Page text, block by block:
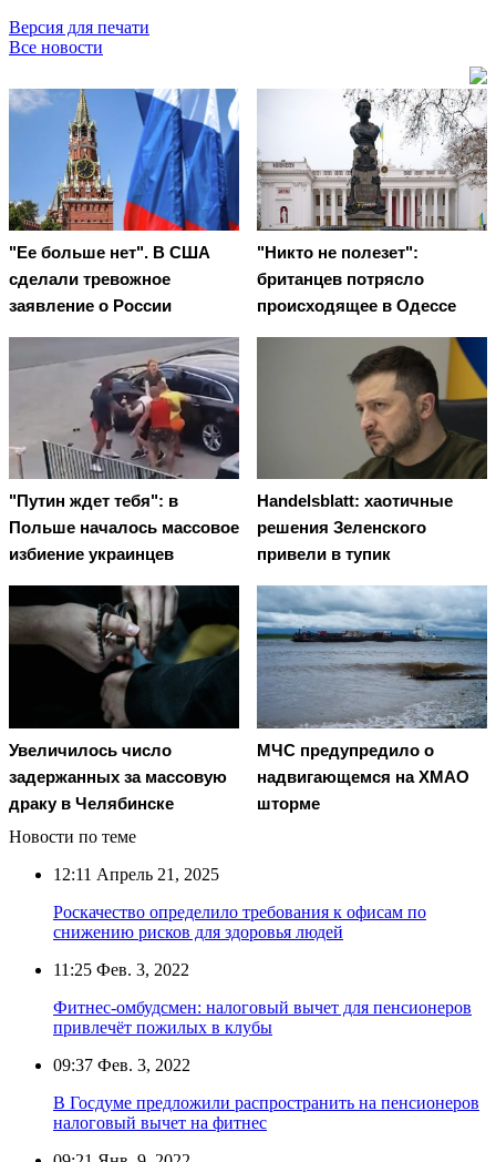
Версия для печати
Все новости
"Ее больше нет". В США
сделали тревожное
заявление о России
"Никто не полезет":
британцев потрясло
происходящее в Одессе
"Путин ждет тебя": в
Польше началось массовое
избиение украинцев
Handelsblatt: хаотичные
решения Зеленского
привели в тупик
Увеличилось число
задержанных за массовую
драку в Челябинске
МЧС предупредило о
надвигающемся на ХМАО
шторме
Новости по теме
12:11 Апрель 21, 2025
Роскачество определило требования к офисам по
снижению рисков для здоровья людей
11:25 Фев. 3, 2022
Фитнес-омбудсмен: налоговый вычет для пенсионеров
привлечёт пожилых в клубы
09:37 Фев. 3, 2022
В Госдуме предложили распространить на пенсионеров
налоговый вычет на фитнес